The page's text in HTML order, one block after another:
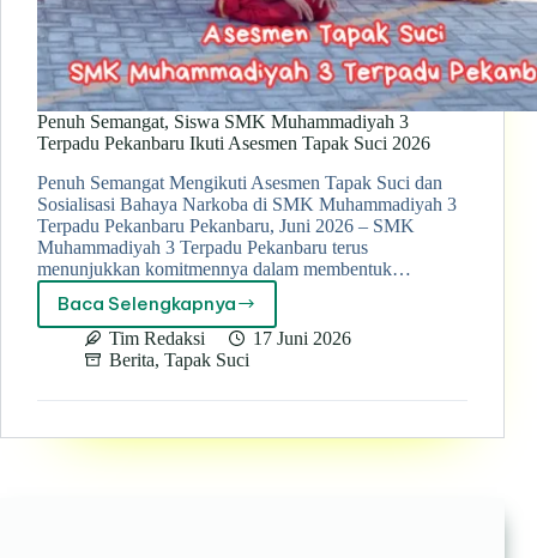
Penuh Semangat, Siswa SMK Muhammadiyah 3
Terpadu Pekanbaru Ikuti Asesmen Tapak Suci 2026
Penuh Semangat Mengikuti Asesmen Tapak Suci dan
Sosialisasi Bahaya Narkoba di SMK Muhammadiyah 3
Terpadu Pekanbaru Pekanbaru, Juni 2026 – SMK
Muhammadiyah 3 Terpadu Pekanbaru terus
menunjukkan komitmennya dalam membentuk…
Baca Selengkapnya
Penuh
Semangat,
Siswa
Muhammadiyah
Terpadu
Tim Redaksi
17 Juni 2026
Berita, Tapak Suci